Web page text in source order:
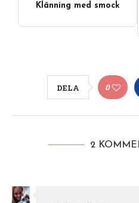
Videoinnehåll
Klänning med smock
DELA 0
2